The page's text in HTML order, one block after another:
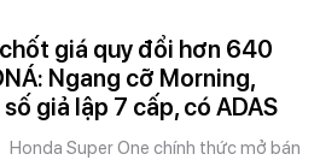
giá quy đổi hơn 640
Ngang cỡ Morning,
giả lập 7 cấp, có ADAS
Honda Super One chính thức mở bán